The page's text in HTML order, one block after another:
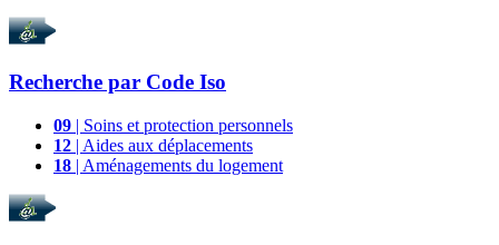
Recherche par Code Iso
09 | Soins et protection personnels
12 | Aides aux déplacements
18 | Aménagements du logement